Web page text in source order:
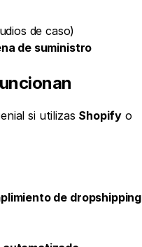
de caso)
de suministro
si utilizas Shopify
de dropshipping